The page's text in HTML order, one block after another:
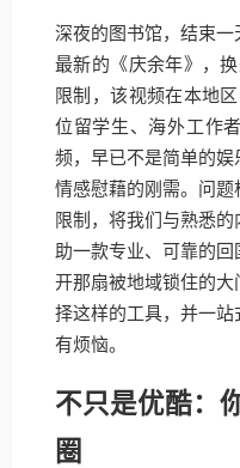
深夜的图书馆，结束
最新的《庆余年》，
限制，该视频在本地
位留学生、海外工作
频，早已不是简单的
情感慰藉的刚需。问
限制，将我们与熟悉
助一款专业、可靠的
开那扇被地域锁住的
择这样的工具，并一
有烦恼。
不只是优酷：
圈